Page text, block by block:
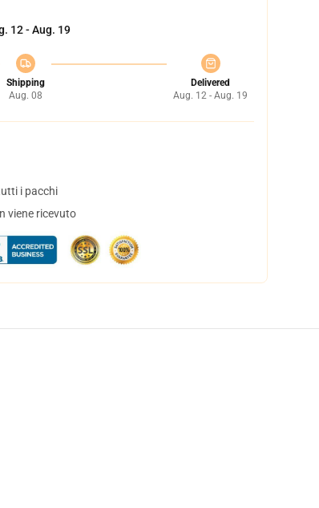
12 - Aug. 19
Shipping
Aug. 08
Delivered
Aug. 12 - Aug. 19
i pacchi
viene ricevuto